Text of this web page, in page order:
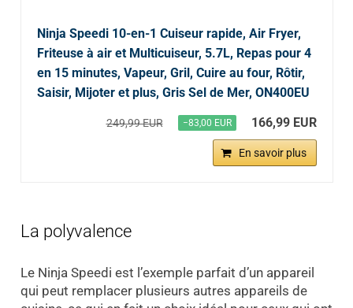
Ninja Speedi 10-en-1 Cuiseur rapide, Air Fryer,
Friteuse à air et Multicuiseur, 5.7L, Repas pour 4
en 15 minutes, Vapeur, Gril, Cuire au four, Rôtir,
Saisir, Mijoter et plus, Gris Sel de Mer, ON400EU
249,99 EUR −83,00 EUR 166,99 EUR
En savoir plus
La polyvalence
Le Ninja Speedi est l’exemple parfait d’un appareil
qui peut remplacer plusieurs autres appareils de